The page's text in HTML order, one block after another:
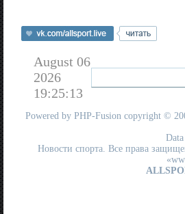
August 06
2026
19:25:13
Powered by PHP-Fusion copyright ©
Новости спорта. Все права